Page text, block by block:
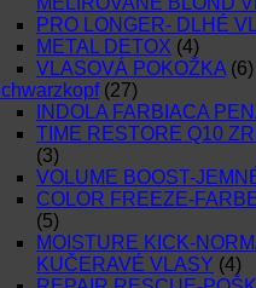
PRO LONGER- DLHÉ
METAL DETOX (4)
VLASOVÁ POKOŽKA (6)
(27)
INDOLA FARBIACA
TIME RESTORE Q10
(3)
VOLUME BOOST-
COLOR FREEZE-
(5)
MOISTURE KICK-
KUČERAVÉ VLASY (4)